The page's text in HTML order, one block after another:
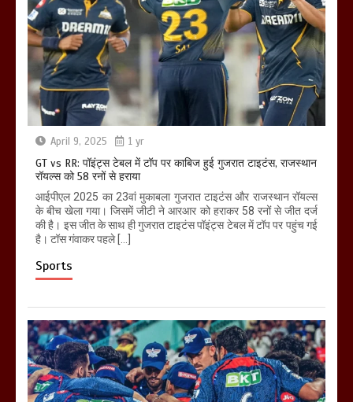
April 9, 2025 1 yr
GT vs RR: पॉइंट्स टेबल में टॉप पर काबिज हुई गुजरात टाइटंस, राजस्थान
रॉयल्स को 58 रनों से हराया
आईपीएल 2025 का 23वां मुकाबला गुजरात टाइटंस और राजस्थान रॉयल्स
के बीच खेला गया। जिसमें जीटी ने आरआर को हराकर 58 रनों से जीत दर्ज
की है। इस जीत के साथ ही गुजरात टाइटंस पॉइंट्स टेबल में टॉप पर पहुंच गई
है। टॉस गंवाकर पहले […]
Sports